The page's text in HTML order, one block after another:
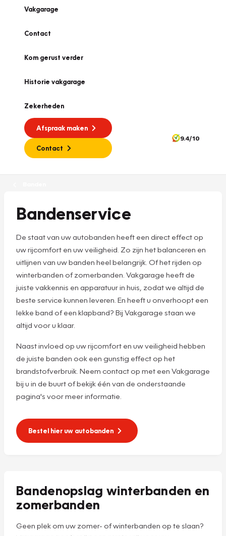
Vakgarage
Contact
Kom gerust verder
Historie vakgarage
Zekerheden
Afspraak maken
Contact
9.4/10
Bandenservice
De staat van uw autobanden heeft een direct effect op
uw rijcomfort en uw veiligheid. Zo zijn het balanceren en
uitlijnen van uw banden heel belangrijk. Of het rijden op
winterbanden of zomerbanden. Vakgarage heeft de
juiste vakkennis en apparatuur in huis, zodat we altijd de
beste service kunnen leveren. En heeft u onverhoopt een
lekke band of een klapband? Bij Vakgarage staan we
altijd voor u klaar.
Naast invloed op uw rijcomfort en uw veiligheid hebben
de juiste banden ook een gunstig effect op het
brandstofverbruik. Neem contact op met een Vakgarage
bij u in de buurt of bekijk één van de onderstaande
pagina's voor meer informatie.
Bestel hier uw autobanden
Bandenopslag winterbanden en
zomerbanden
Geen plek om uw zomer- of winterbanden op te slaan?